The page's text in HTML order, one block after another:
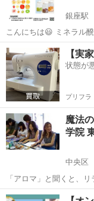
銀座駅
こんにちは😃 ミネラル醗酵ド
ドリンク教室】 楽しい🍎 かんたん🥝 美味しい🍊 家族の健康に‼️ 美容
に‼️ ミネラル醗酵ドリン
中央区 銀座
【実
状態が
プリフラ
魔法
学院
中央区
「アロマ」と聞くと、
連想しがちですが、エ
東京 中央区